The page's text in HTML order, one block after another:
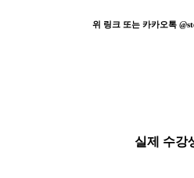
위 링크 또는 카카오톡
실제 수강